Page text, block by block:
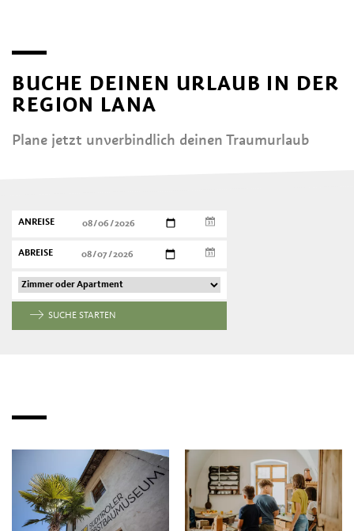
BUCHE DEINEN URLAUB IN DER
REGION LANA
Plane jetzt unverbindlich deinen Traumurlaub
ANREISE
ABREISE
SUCHE STARTEN